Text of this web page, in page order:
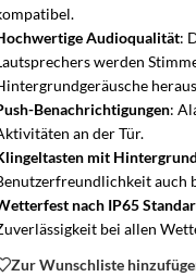
Audioqualität:
werden
Benachrichtigungen:
an der Tür.
mit
auch
nach IP65
bei allen
Zur Wunschliste